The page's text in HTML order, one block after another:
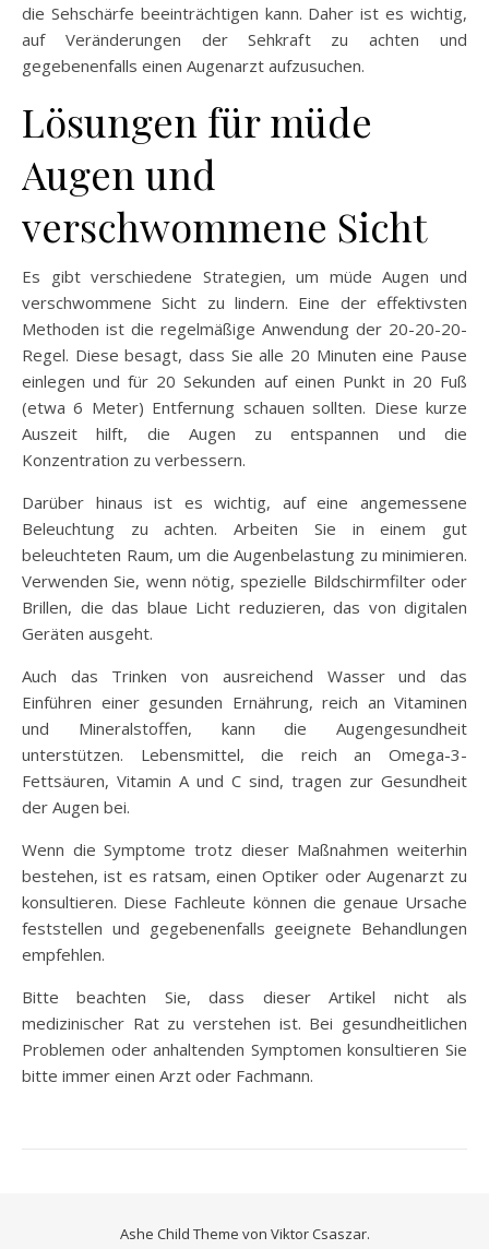
die Sehschärfe beeinträchtigen kann. Daher ist es wichtig,
auf Veränderungen der Sehkraft zu achten und
gegebenenfalls einen Augenarzt aufzusuchen.
Lösungen für müde
Augen und
verschwommene Sicht
Es gibt verschiedene Strategien, um müde Augen und
verschwommene Sicht zu lindern. Eine der effektivsten
Methoden ist die regelmäßige Anwendung der 20-20-20-
Regel. Diese besagt, dass Sie alle 20 Minuten eine Pause
einlegen und für 20 Sekunden auf einen Punkt in 20 Fuß
(etwa 6 Meter) Entfernung schauen sollten. Diese kurze
Auszeit hilft, die Augen zu entspannen und die
Konzentration zu verbessern.
Darüber hinaus ist es wichtig, auf eine angemessene
Beleuchtung zu achten. Arbeiten Sie in einem gut
beleuchteten Raum, um die Augenbelastung zu minimieren.
Verwenden Sie, wenn nötig, spezielle Bildschirmfilter oder
Brillen, die das blaue Licht reduzieren, das von digitalen
Geräten ausgeht.
Auch das Trinken von ausreichend Wasser und das
Einführen einer gesunden Ernährung, reich an Vitaminen
und Mineralstoffen, kann die Augengesundheit
unterstützen. Lebensmittel, die reich an Omega-3-
Fettsäuren, Vitamin A und C sind, tragen zur Gesundheit
der Augen bei.
Wenn die Symptome trotz dieser Maßnahmen weiterhin
bestehen, ist es ratsam, einen Optiker oder Augenarzt zu
konsultieren. Diese Fachleute können die genaue Ursache
feststellen und gegebenenfalls geeignete Behandlungen
empfehlen.
Bitte beachten Sie, dass dieser Artikel nicht als
medizinischer Rat zu verstehen ist. Bei gesundheitlichen
Problemen oder anhaltenden Symptomen konsultieren Sie
bitte immer einen Arzt oder Fachmann.
Ashe Child Theme von Viktor Csaszar.